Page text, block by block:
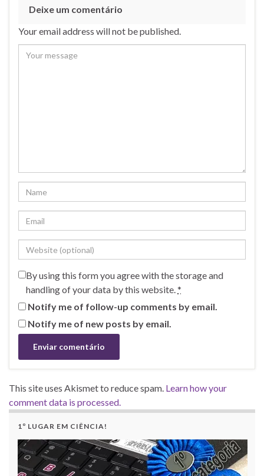
Deixe um comentário
Your email address will not be published.
By using this form you agree with the storage and
handling of your data by this website.*
Notify me of follow-up comments by email.
Notify me of new posts by email.
This site uses Akismet to reduce spam. Learn how your
comment data is processed.
1º LUGAR EM CIÊNCIA!